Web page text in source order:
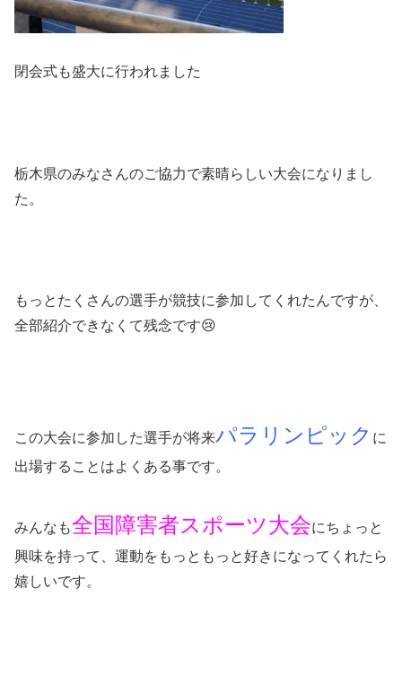
閉会式も盛大に行われました
栃木県のみなさんのご協力で素晴らしい大会になりまし
た。
もっとたくさんの選手が競技に参加してくれたんですが、
全部紹介できなくて残念です😢
この大会に参加した選手が将来パラリンピック に
出場することはよくある事です。
みんなも全国障害者スポーツ大会にちょっと
興味を持って、運動をもっともっと好きになってくれたら
嬉しいです。